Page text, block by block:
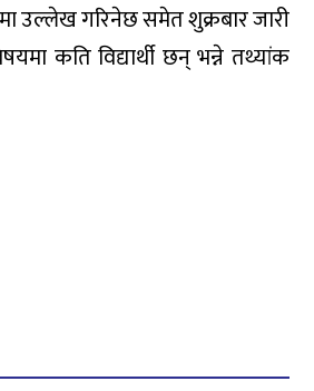
उल्लेख गरिनेछ समेत शुक्रबार जारी
कति विद्यार्थी छन् भन्ने तथ्यांक